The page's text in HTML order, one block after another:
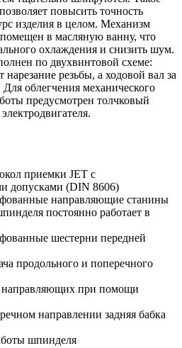
повысить точность
изделия в целом. Механизм
в масляную ванну, что
охлаждения и снизить шум.
по двухвинтовой схеме:
нарезание резьбы, а ходовой вал за
облегчения механического
предусмотрен толчковый
приемки JET с
допусками (DIN 8606)
направляющие станины
постоянно работает в
шестерни передней
продольного и поперечного
направляющих при помощи
направлении задняя бабка
шпинделя